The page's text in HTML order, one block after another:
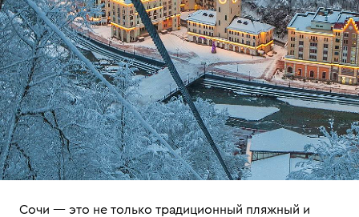
Сочи — это не только традиционный пляжный и